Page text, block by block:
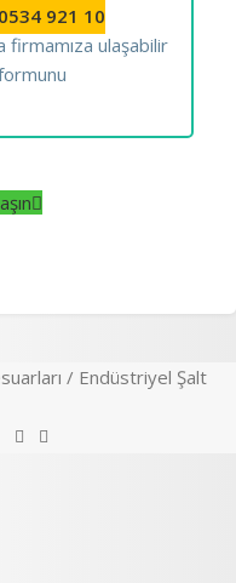
0534 921 10
firmamıza ulaşabilir
/ Endüstriyel Şalt